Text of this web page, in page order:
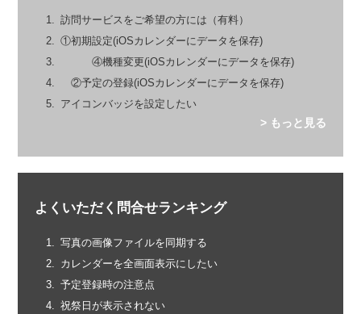
訪問サービスをご希望の方には（有料）
①初期設定(iOSカレンダーにデータを保存)
④機種変更(iOSカレンダーにデータを保存)
②予定の登録(iOSカレンダーにデータを保存)
アイコンバッジを設定したい
> もっと見る
よくいただく問合せランキング
写真の画像ファイルを同期する
カレンダーを全画面表示にしたい
予定登録時の注意点
祝祭日が表示されない